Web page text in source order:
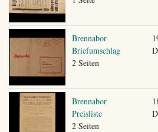
Brennabor
Briefumschlag
2 Seiten
Brennabor
Preisliste
2 Seiten